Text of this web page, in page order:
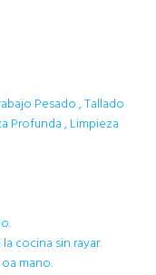
Pesado, Tallado
Profunda, Limpieza
cocina sin rayar.
mano.